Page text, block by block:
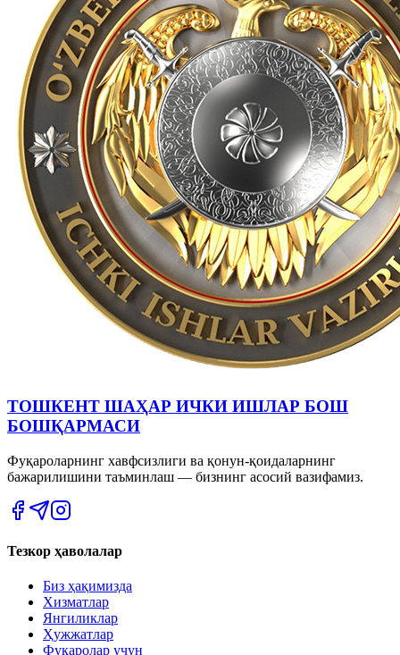
ТОШКЕНТ ШАҲАР ИЧКИ ИШЛАР БОШ
БОШҚАРМАСИ
Фуқароларнинг хавфсизлиги ва қонун-қоидаларнинг
бажарилишини таъминлаш — бизнинг асосий вазифамиз.
Тезкор ҳаволалар
Биз ҳақимизда
Хизматлар
Янгиликлар
Ҳужжатлар
Фуқаролар учун